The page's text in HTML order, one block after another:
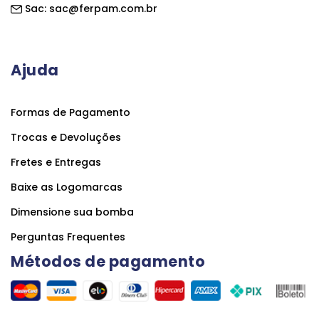
Sac: sac@ferpam.com.br
Ajuda
Formas de Pagamento
Trocas e Devoluções
Fretes e Entregas
Baixe as Logomarcas
Dimensione sua bomba
Perguntas Frequentes
Métodos de pagamento